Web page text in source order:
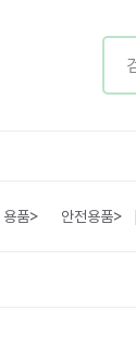
용품> 안전용품>